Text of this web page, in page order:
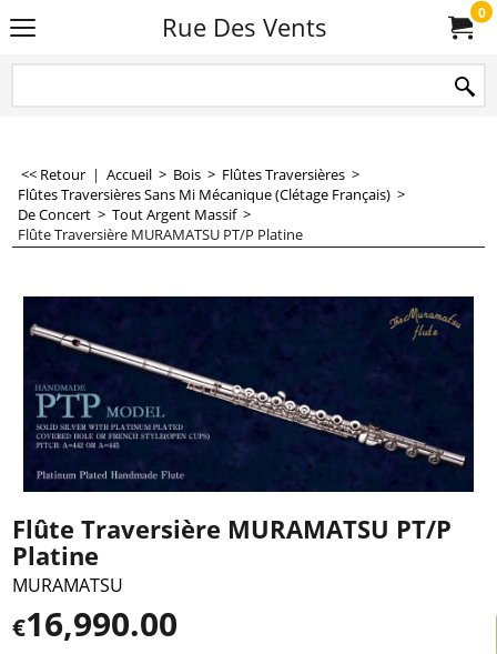
Rue Des Vents 0
<< Retour | Accueil > Bois > Flûtes Traversières >
Flûtes Traversières Sans Mi Mécanique (Clétage Français) >
De Concert > Tout Argent Massif>
Flûte Traversière MURAMATSU PT/P Platine
Flûte Traversière MURAMATSU PT/P
Platine
MURAMATSU
€16,990.00